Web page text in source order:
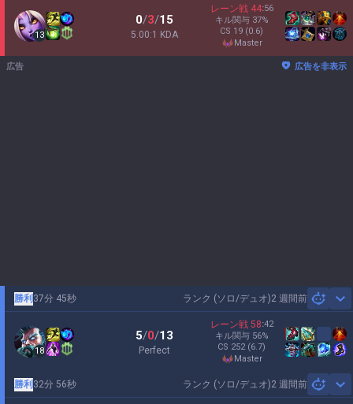
13
0/3/15
5.00:1 KDA
レーン戦 44:56
キル関与 37%
CS 19 (0.6)
master
広告 広告を非表示
ランク (ソロ/デュオ)2 週間前
勝利 37分 45秒
18
5/0/13
Perfect
レーン戦 58:42
キル関与 56%
CS 252 (6.7)
master
ランク (ソロ/デュオ)2 週間前
勝利 32分 56秒